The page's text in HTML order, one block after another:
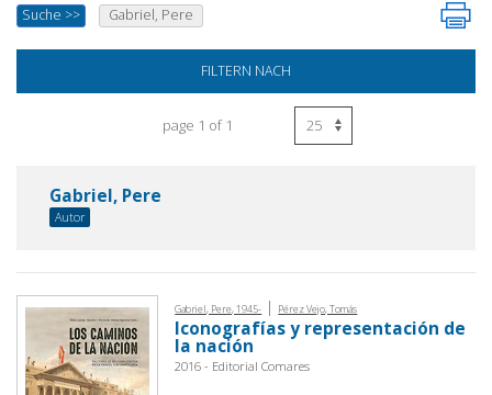
Suche >> Gabriel, Pere
FILTERN NACH
page 1 of 1
Gabriel, Pere
Autor
Gabriel, Pere, 1945- | Pérez Vejo, Tomás
Iconografías y representación de
la nación
2016 - Editorial Comares